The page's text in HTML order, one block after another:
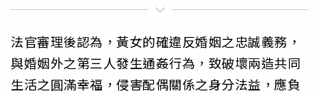
法官審理後認為，黃女的確違反婚姻之忠誠義務，
與婚姻外之第三人發生通姦行為，致破壞兩造共同
生活之圓滿幸福，侵害配偶關係之身分法益，應負